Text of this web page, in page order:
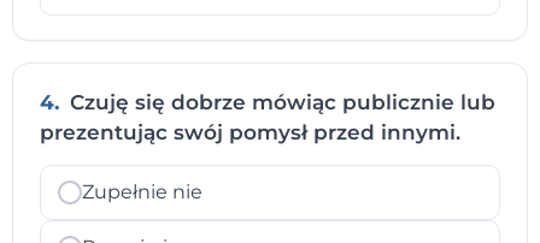
4. Czuję się dobrze mówiąc publicznie lub
prezentując swój pomysł przed innymi.
Zupełnie nie